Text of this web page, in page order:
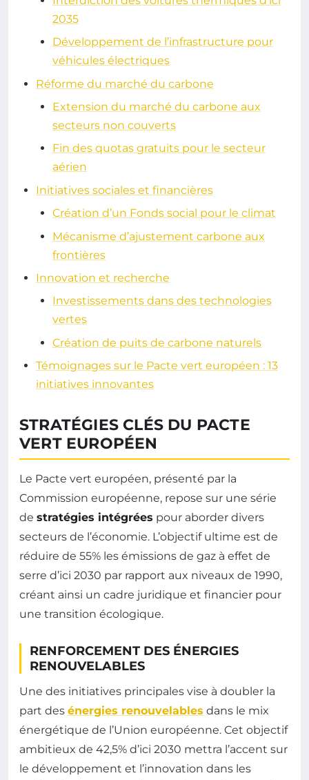
2035
Développement de l’infrastructure pour
véhicules électriques
Réforme du marché du carbone
Extension du marché du carbone aux
secteurs non couverts
Fin des quotas gratuits pour le secteur
aérien
Initiatives sociales et financières
Création d’un Fonds social pour le climat
Mécanisme d’ajustement carbone aux
frontières
Innovation et recherche
Investissements dans des technologies
vertes
Création de puits de carbone naturels
Témoignages sur le Pacte vert européen : 13
initiatives innovantes
STRATÉGIES CLÉS DU PACTE
VERT EUROPÉEN
Le Pacte vert européen, présenté par la
Commission européenne, repose sur une série
de stratégies intégrées pour aborder divers
secteurs de l’économie. L’objectif ultime est de
réduire de 55% les émissions de gaz à effet de
serre d’ici 2030 par rapport aux niveaux de 1990,
créant ainsi un cadre juridique et financier pour
une transition écologique.
RENFORCEMENT DES ÉNERGIES
RENOUVELABLES
Une des initiatives principales vise à doubler la
part des énergies renouvelables dans le mix
énergétique de l’Union européenne. Cet objectif
ambitieux de 42,5% d’ici 2030 mettra l’accent sur
le développement et l’innovation dans les